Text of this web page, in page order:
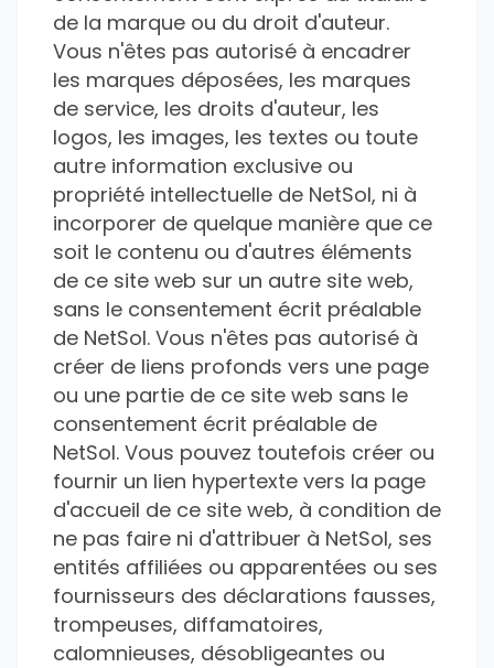
de la marque ou du droit d'auteur.
Vous n'êtes pas autorisé à encadrer
les marques déposées, les marques
de service, les droits d'auteur, les
logos, les images, les textes ou toute
autre information exclusive ou
propriété intellectuelle de NetSol, ni à
incorporer de quelque manière que ce
soit le contenu ou d'autres éléments
de ce site web sur un autre site web,
sans le consentement écrit préalable
de NetSol. Vous n'êtes pas autorisé à
créer de liens profonds vers une page
ou une partie de ce site web sans le
consentement écrit préalable de
NetSol. Vous pouvez toutefois créer ou
fournir un lien hypertexte vers la page
d'accueil de ce site web, à condition de
ne pas faire ni d'attribuer à NetSol, ses
entités affiliées ou apparentées ou ses
fournisseurs des déclarations fausses,
trompeuses, diffamatoires,
calomnieuses, désobligeantes ou